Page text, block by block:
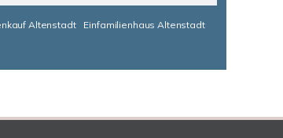
Altenstadt
Einfamilienhaus Altenstadt